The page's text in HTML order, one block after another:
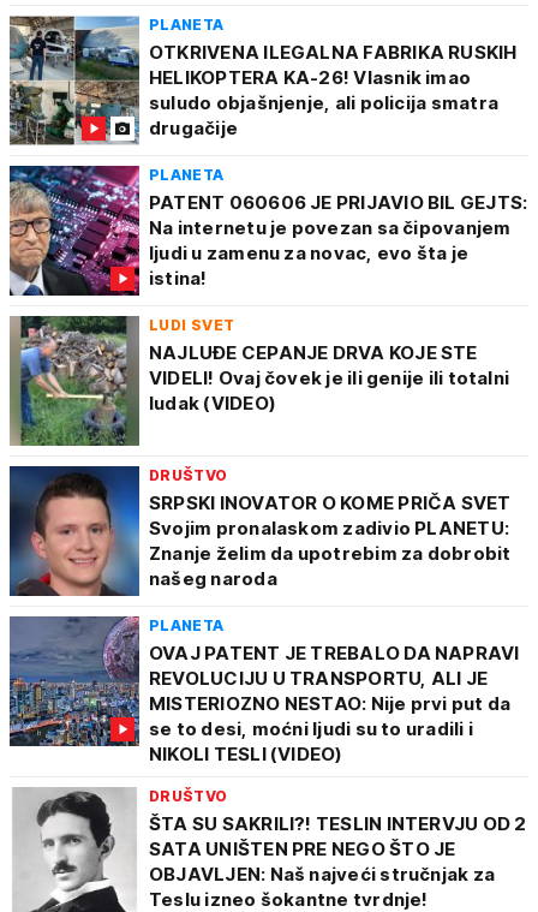
PLANETA
OTKRIVENA ILEGALNA FABRIKA RUSKIH
HELIKOPTERA KA-26! Vlasnik imao
suludo objašnjenje, ali policija smatra
drugačije
PLANETA
PATENT 060606 JE PRIJAVIO BIL GEJTS:
Na internetu je povezan sa čipovanjem
ljudi u zamenu za novac, evo šta je
istina!
LUDI SVET
NAJLUĐE CEPANJE DRVA KOJE STE
VIDELI! Ovaj čovek je ili genije ili totalni
ludak (VIDEO)
DRUŠTVO
SRPSKI INOVATOR O KOME PRIČA SVET
Svojim pronalaskom zadivio PLANETU:
Znanje želim da upotrebim za dobrobit
našeg naroda
PLANETA
OVAJ PATENT JE TREBALO DA NAPRAVI
REVOLUCIJU U TRANSPORTU, ALI JE
MISTERIOZNO NESTAO: Nije prvi put da
se to desi, moćni ljudi su to uradili i
NIKOLI TESLI (VIDEO)
DRUŠTVO
ŠTA SU SAKRILI?! TESLIN INTERVJU OD 2
SATA UNIŠTEN PRE NEGO ŠTO JE
OBJAVLJEN: Naš najveći stručnjak za
Teslu izneo šokantne tvrdnje!